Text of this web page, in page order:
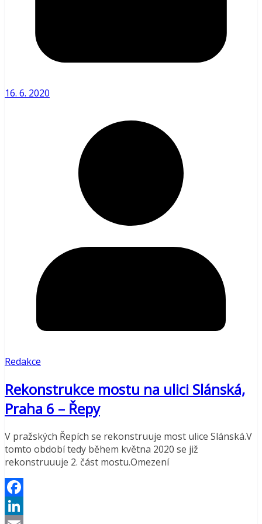
16. 6. 2020
Redakce
Rekonstrukce mostu na ulici Slánská,
Praha 6 – Řepy
V pražských Řepích se rekonstruuje most ulice Slánská.V
tomto období tedy během května 2020 se již
rekonstruuuje 2. část mostu.Omezení
Facebook